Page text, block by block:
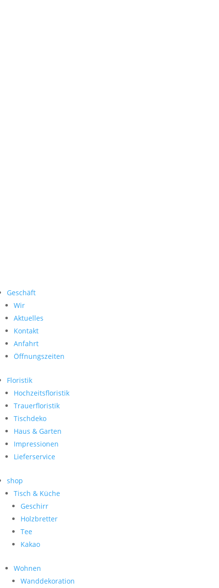
Geschäft
Wir
Aktuelles
Kontakt
Anfahrt
Öffnungszeiten
Floristik
Hochzeitsfloristik
Trauerfloristik
Tischdeko
Haus & Garten
Impressionen
Lieferservice
shop
Tisch & Küche
Geschirr
Holzbretter
Tee
Kakao
Wohnen
Wanddekoration